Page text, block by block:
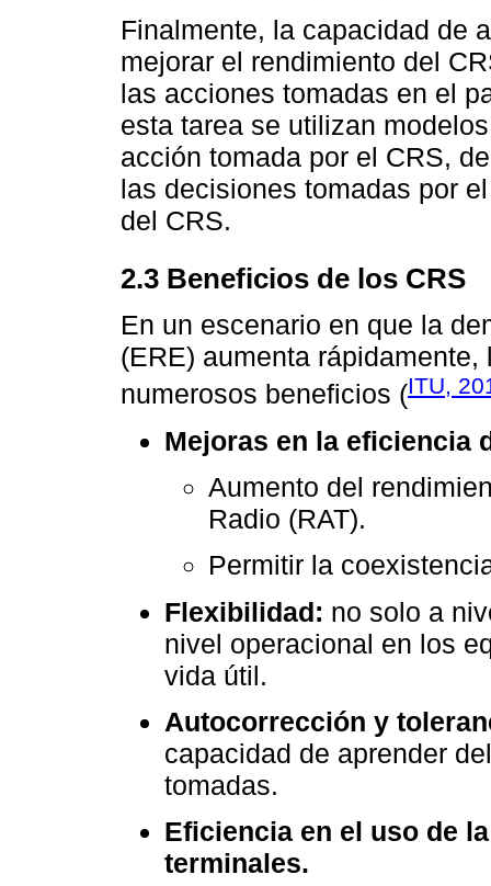
Finalmente, la capacidad de
mejorar el rendimiento del
las acciones tomadas en el
esta tarea se utilizan
acción tomada por el CRS,
las decisiones tomadas por
del CRS.
2.3 Beneficios de los CRS
En un escenario en que la
(ERE) aumenta
numerosos beneficios (ITU,
Mejoras en la eficiencia
Aumento del
Radio (RAT).
Permitir la
Flexibilidad: no solo a
nivel operacional en los
vida útil.
Autocorrección y
capacidad de aprender
tomadas.
Eficiencia en el uso de
terminales.